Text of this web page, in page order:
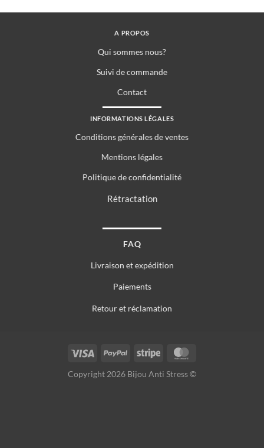
A PROPOS
Qui sommes nous?
Suivi de commande
Contact
INFORMATIONS LÉGALES
Conditions générales de ventes
Mentions légales
Politique de confidentialité
Rétractation
FAQ
Livraison et expédition
Paiements
Retour et réclamation
Copyright 2026 Bijou Anti Stress ©